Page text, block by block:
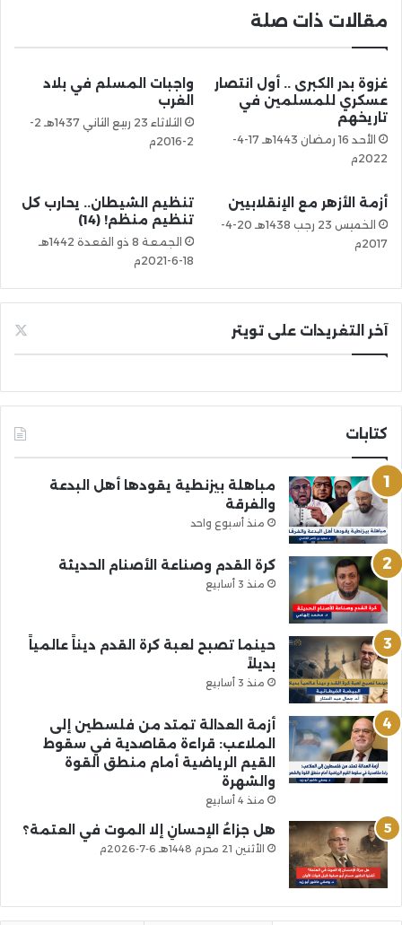
مقالات ذات صلة
غزوة بدر الكبرى .. أول انتصار
عسكري للمسلمين في
تاريخهم
الأحد 16 رمضان 1443هـ 17-4-
2022م
واجبات المسلم في بلاد
الغرب
الثلاثاء 23 ربيع الثاني 1437هـ 2-
2-2016م
أزمة الأزهر مع الإنقلابيين
الخميس 23 رجب 1438هـ 20-4-
2017م
تنظيم الشيطان.. يحارب كل
تنظيم منظم! (14)
الجمعة 8 ذو القعدة 1442هـ
18-6-2021م
آخر التغريدات على تويتر
كتابات
مباهلة بيزنطية يقودها أهل البدعة
والفرقة
منذ أسبوع واحد
كرة القدم وصناعة الأصنام الحديثة
منذ 3 أسابيع
حينما تصبح لعبة كرة القدم ديناً عالمياً
بديلاً
منذ 3 أسابيع
أزمة العدالة تمتد من فلسطين إلى
الملاعب: قراءة مقاصدية في سقوط
القيم الرياضية أمام منطق القوة
والشهرة
منذ 4 أسابيع
هل جزاءُ الإحسانِ إلا الموت في العتمة؟
الأثنين 21 محرم 1448هـ 6-7-2026م